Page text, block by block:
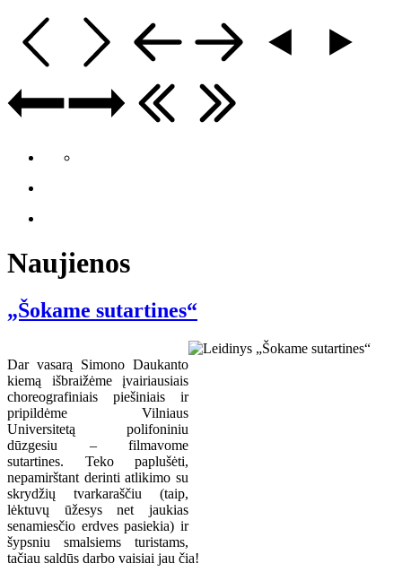
Naujienos
„Šokame sutartines“
Dar vasarą Simono Daukanto
kiemą išbraižėme įvairiausiais
choreografiniais piešiniais ir
pripildėme Vilniaus
Universitetą polifoniniu
dūzgesiu – filmavome
sutartines. Teko paplušėti,
nepamirštant derinti atlikimo su
skrydžių tvarkaraščiu (taip,
lėktuvų ūžesys net jaukias
senamiesčio erdves pasiekia) ir
šypsniu smalsiems turistams,
tačiau saldūs darbo vaisiai jau čia!